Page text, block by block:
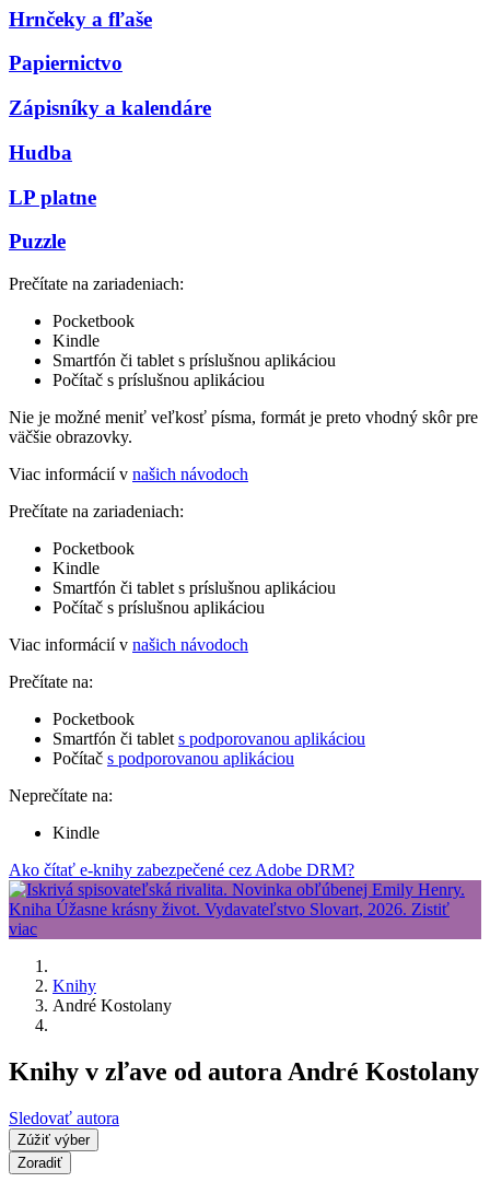
Hrnčeky a fľaše
Papiernictvo
Zápisníky a kalendáre
Hudba
LP platne
Puzzle
Prečítate na zariadeniach:
Pocketbook
Kindle
Smartfón či tablet s príslušnou aplikáciou
Počítač s príslušnou aplikáciou
Nie je možné meniť veľkosť písma, formát je preto vhodný skôr pre
väčšie obrazovky.
Viac informácií v našich návodoch
Prečítate na zariadeniach:
Pocketbook
Kindle
Smartfón či tablet s príslušnou aplikáciou
Počítač s príslušnou aplikáciou
Viac informácií v našich návodoch
Prečítate na:
Pocketbook
Smartfón či tablet s podporovanou aplikáciou
Počítač s podporovanou aplikáciou
Neprečítate na:
Kindle
Ako čítať e-knihy zabezpečené cez Adobe DRM?
Knihy
André Kostolany
Knihy v zľave od autora André Kostolany
Sledovať autora
Zúžiť výber
Zoradiť